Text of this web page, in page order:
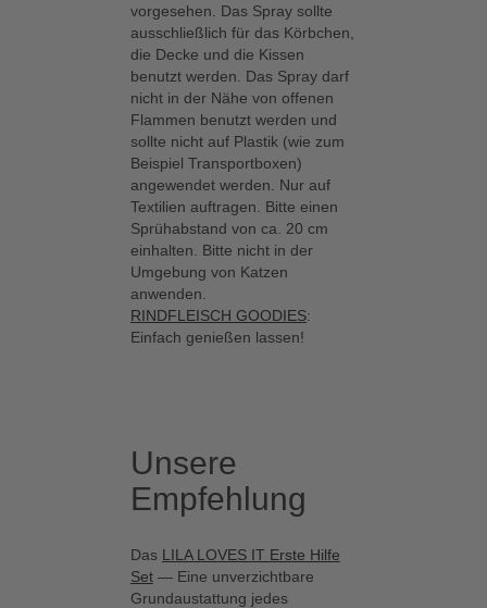
vorgesehen. Das Spray sollte
ausschließlich für das Körbchen,
die Decke und die Kissen
benutzt werden. Das Spray darf
nicht in der Nähe von offenen
Flammen benutzt werden und
sollte nicht auf Plastik (wie zum
Beispiel Transportboxen)
angewendet werden. Nur auf
Textilien auftragen. Bitte einen
Sprühabstand von ca. 20 cm
einhalten. Bitte nicht in der
Umgebung von Katzen
anwenden.
RINDFLEISCH GOODIES:
Einfach genießen lassen!
Unsere
Empfehlung
Das LILA LOVES IT Erste Hilfe
Set— Eine unverzichtbare
Grundaustattung jedes